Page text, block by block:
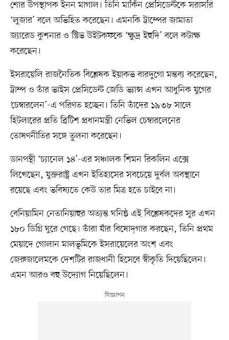
শোর উপস্থাপক ইনন মাগাল। তিনি মার্কিন প্রেসিডেন্টকে সরাসরি
‘লুজার’ বলে অভিহিত করেছেন। এমনকি ট্রাম্পের জামাতা
জ্যারেড কুশনার ও স্টিভ উইটকফকে ‘ক্ষুদ্র ইহুদি’ বলে কটাক্ষ
করেছেন।
ইসরায়েলি রাজনৈতিক বিশ্লেষক ইয়াকভ বারদুগো মন্তব্য করেছেন,
ট্রাম্প ও তাঁর ভাইস প্রেসিডেন্ট জেডি ভ্যান্স এখন আধুনিক যুগের
‘চেম্বারলেন’-এ পরিণত হচ্ছেন। তিনি তাঁদের ১৯৩৮ সালে
হিটলারের প্রতি ব্রিটিশ প্রধানমন্ত্রী নেভিল চেম্বারলেনের
তোষণনীতির সঙ্গে তুলনা করেছেন।
ডানপন্থী ‘চ্যানেল ১৪’-এর সঞ্চালক শিমন রিকলিন এক্সে
লিখেছেন, যুক্তরাষ্ট্র এখন ইতিহাসের সবচেয়ে দুর্বল অবস্থানে
রয়েছে এবং ভবিষ্যতে কেউ তার মিত্র হতে চাইবে না।
বেনিয়ামিন নেতানিয়াহুর অত্যন্ত ঘনিষ্ঠ এই বিশ্লেষকদের সুর এখন
১৮০ ডিগ্রি ঘুরে গেছে। তাঁরা যাঁর বিষোদ্‌গার করছেন, তিনি প্রথম
মেয়াদে গোলান মালভূমিকে ইসরায়েলের অংশ এবং
জেরুজালেমকে দেশটির রাজধানী হিসেবে স্বীকৃতি দিয়েছিলেন।
এমন আরও বহু উদ্যোগ নিয়েছিলেন।